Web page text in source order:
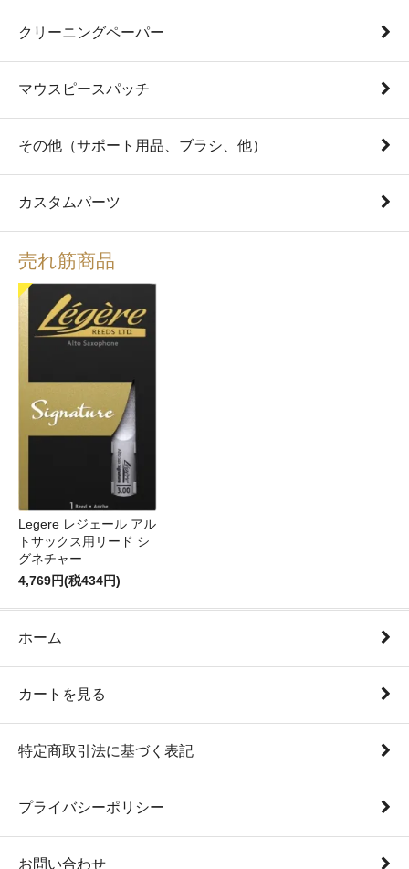
クリーニングペーパー
マウスピースパッチ
その他（サポート用品、ブラシ、他）
カスタムパーツ
売れ筋商品
Legere レジェール アル
トサックス用リード シ
グネチャー
4,769円(税434円)
ホーム
カートを見る
特定商取引法に基づく表記
プライバシーポリシー
お問い合わせ